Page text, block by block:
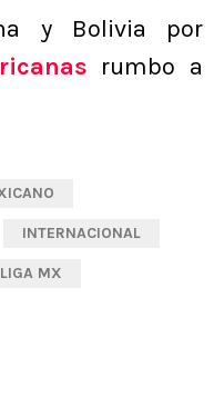
y Bolivia por
rumbo a
INTERNACIONAL
LIGA MX